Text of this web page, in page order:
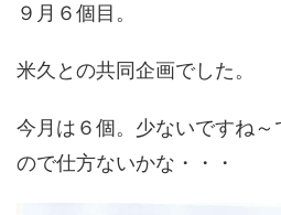
９月６個目。
米久との共同企画でした。
今月は６個。少ないですね
ので仕方ないかな・・・